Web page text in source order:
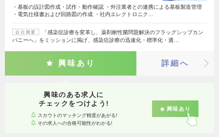
・基板の設計図作成・試作・動作確認 ・外注業者との連携による基板製造管理
・電気仕様書および回路図の作成 ・社内エレクトロニク…
会社概要
「感染症診療を変革し、薬剤耐性菌問題解決のフラッグシップカン
パニーへ」をミッションに掲げ、感染症診療の迅速化・標準化・適…
興味あり 詳細へ
興味のある求人に
チェックをつけよう!
スカウトのマッチング精度があがる!
その求人への合格可能性がわかる!
興味あり